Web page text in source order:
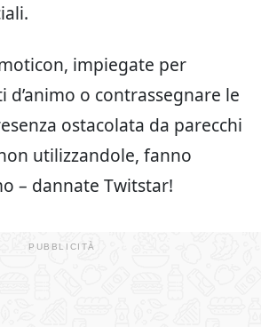
impiegate per
d’animo o contrassegnare le
ostacolata da parecchi
utilizzandole, fanno
– dannate Twitstar!